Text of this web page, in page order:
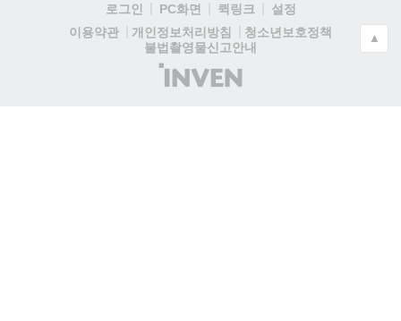
로그인 PC화면 퀵링크
설정
이용약관
개인정보처리방침
청소년보호정책
불법촬영물신고안내
(주)
인
▲